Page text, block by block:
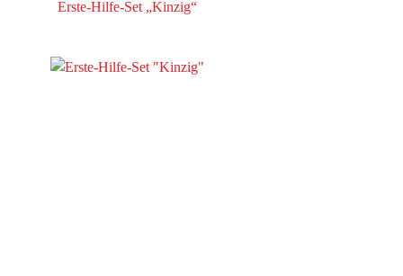
Erste-Hilfe-Set „Kinzig“